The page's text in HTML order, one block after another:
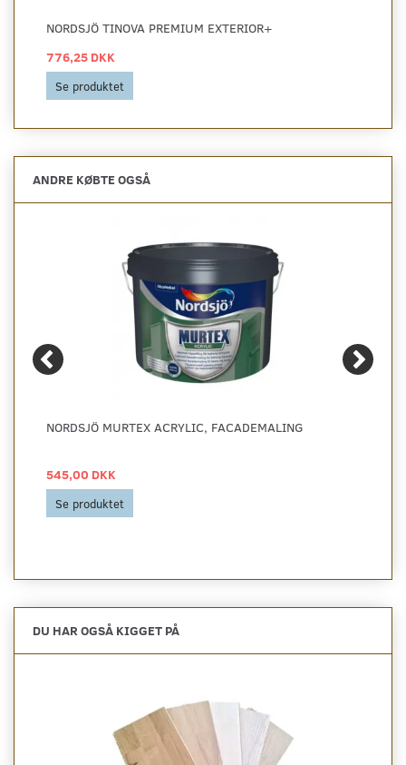
NORDSJÖ TINOVA PREMIUM EXTERIOR+
776,25 DKK
Se produktet
ANDRE KØBTE OGSÅ
NORDSJÖ MURTEX ACRYLIC, FACADEMALING
545,00 DKK
Se produktet
DU HAR OGSÅ KIGGET PÅ